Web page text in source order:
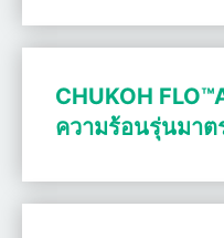
CHUKOH
ความร้อนรุ่นมาต